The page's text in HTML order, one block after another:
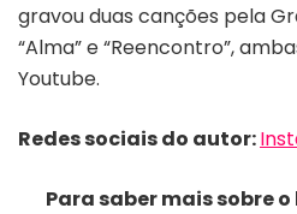
gravou duas canções pela
“Alma” e “Reencontro”,
Youtube.
Redes sociais do autor:
Para saber mais sobre o